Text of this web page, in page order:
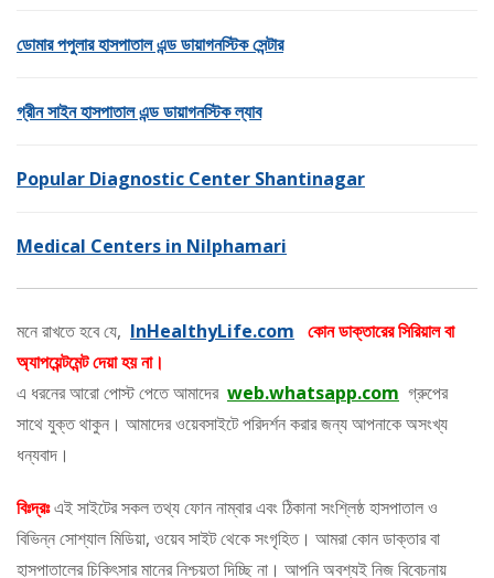
ডোমার পপুলার হাসপাতাল এন্ড ডায়াগনস্টিক সেন্টার
গ্রীন সাইন হাসপাতাল এন্ড ডায়াগনস্টিক ল্যাব
Popular Diagnostic Center Shantinagar
Medical Centers in Nilphamari
মনে রাখতে হবে যে, InHealthyLife.com কোন ডাক্তারের সিরিয়াল বা
অ্যাপয়েন্টমেন্ট দেয়া হয় না।
এ ধরনের আরো পোস্ট পেতে আমাদের web.whatsapp.com গ্রুপের
সাথে যুক্ত থাকুন। আমাদের ওয়েবসাইটে পরিদর্শন করার জন্য আপনাকে অসংখ্য
ধন্যবাদ।
বিঃদ্রঃএই সাইটের সকল তথ্য ফোন নাম্বার এবং ঠিকানা সংশ্লিষ্ঠ হাসপাতাল ও
বিভিন্ন সোশ্যাল মিডিয়া, ওয়েব সাইট থেকে সংগৃহিত। আমরা কোন ডাক্তার বা
হাসপাতালের চিকিৎসার মানের নিশ্চয়তা দিচ্ছি না। আপনি অবশ্যই নিজ বিবেচনায়